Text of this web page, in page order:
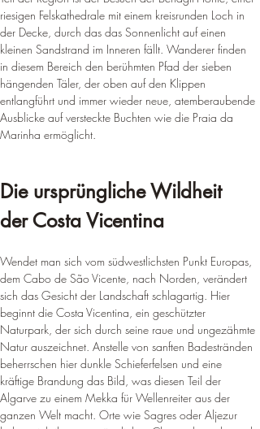
riesigen Felskathedrale mit einem kreisrunden Loch in
der Decke, durch das das Sonnenlicht auf einen
kleinen Sandstrand im Inneren fällt. Wanderer finden
in diesem Bereich den berühmten Pfad der sieben
hängenden Täler, der oben auf den Klippen
entlangführt und immer wieder neue, atemberaubende
Ausblicke auf versteckte Buchten wie die Praia da
Marinha ermöglicht.
Die ursprüngliche Wildheit
der Costa Vicentina
Wendet man sich vom südwestlichsten Punkt Europas,
dem Cabo de São Vicente, nach Norden, verändert
sich das Gesicht der Landschaft schlagartig. Hier
beginnt die Costa Vicentina, ein geschützter
Naturpark, der sich durch seine raue und ungezähmte
Natur auszeichnet. Anstelle von sanften Badestränden
beherrschen hier dunkle Schieferfelsen und eine
kräftige Brandung das Bild, was diesen Teil der
Algarve zu einem Mekka für Wellenreiter aus der
ganzen Welt macht. Orte wie Sagres oder Aljezur